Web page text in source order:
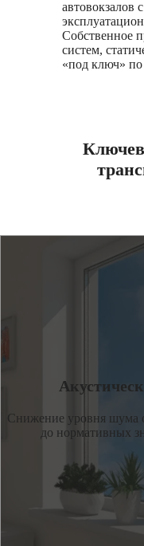
автовокзалов
Собственное
систем,
«под ключ» по
Снижение уровня шума
до нормативных